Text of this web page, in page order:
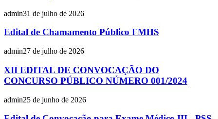
admin31 de julho de 2026
Edital de Chamamento Público FMHS
admin27 de julho de 2026
XII EDITAL DE CONVOCAÇÃO DO
CONCURSO PÚBLICO NÚMERO 001/2024
admin25 de junho de 2026